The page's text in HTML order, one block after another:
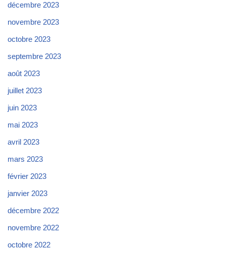
décembre 2023
novembre 2023
octobre 2023
septembre 2023
août 2023
juillet 2023
juin 2023
mai 2023
avril 2023
mars 2023
février 2023
janvier 2023
décembre 2022
novembre 2022
octobre 2022